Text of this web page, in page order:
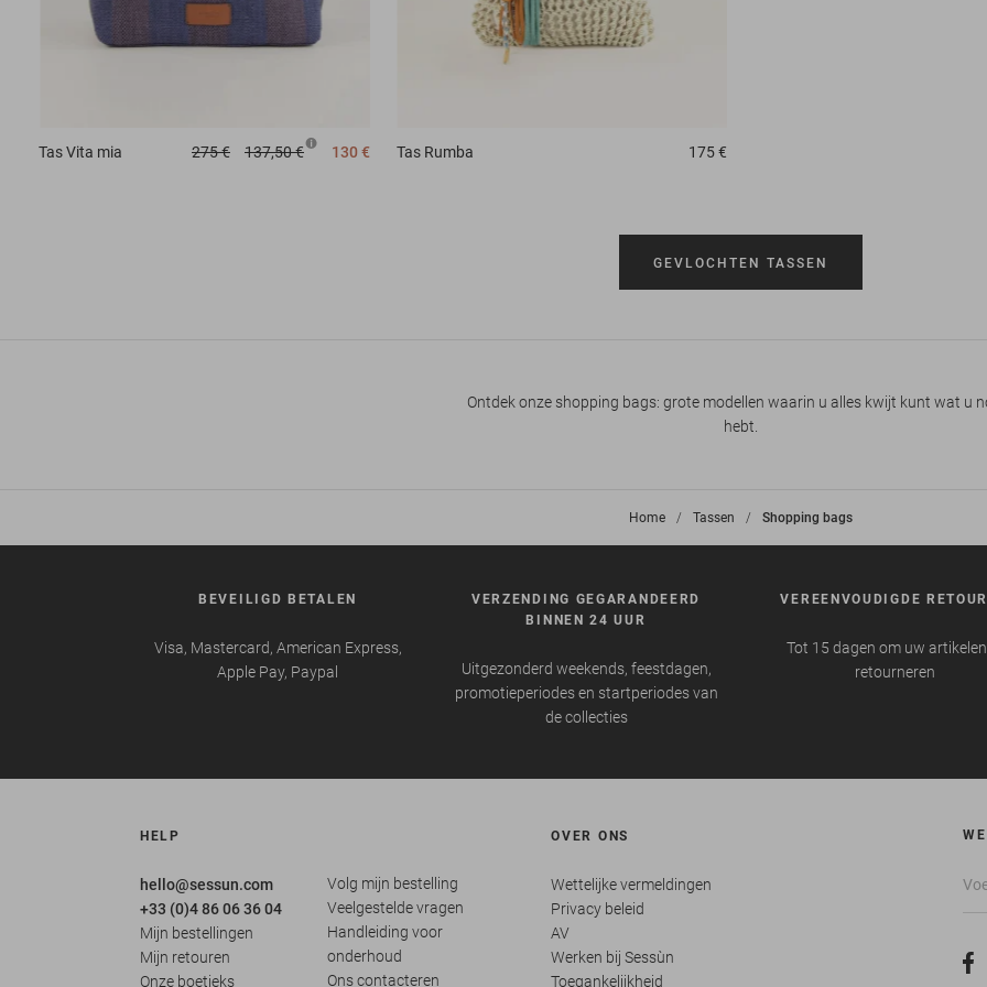
TasVita mia 275 € 137,50 € 130 € Tas Rumba 175 €
GEVLOCHTEN TASSEN
Ontdek onze shopping bags: grote modellen waarin u alles kwijt kunt wat u
hebt.
Home >
Tassen >
Shopping bags
BEVEILIGD BETALEN
Visa, Mastercard, American Express,
Apple Pay, Paypal
VERZENDING GEGARANDEERD
BINNEN 24 UUR
Uitgezonderd weekends, feestdagen,
promotieperiodes en startperiodes van
de collecties
VEREENVOUDIGDE
Tot 15 dagen om uw
retourneren
HELP
hello@sessun.com
+33 (0)4 86 06 36 04
Mijn bestellingen
Mijn retouren
Onze boetieks
Volg mijn bestelling
Veelgestelde vragen
Handleiding voor
onderhoud
Ons contacteren
OVER ONS
Wettelijke vermeldingen
Privacy beleid
AV
Werken bij Sessùn
Toegankelijkheid